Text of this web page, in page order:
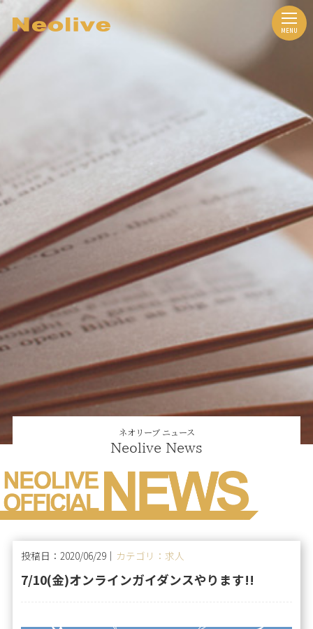
ネオリーブ ニュース
Neolive News
投稿日：2020/06/29｜ カテゴリ：求人
7/10(金)オンラインガイダンスやります!!